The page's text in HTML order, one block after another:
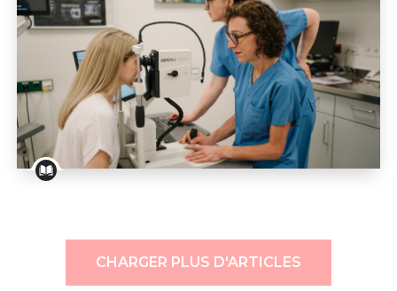
RÉTINOPATHIE DIABÉTIQUE
La membrane pré-maculaire et le trou maculaire
CHARGER PLUS D'ARTICLES